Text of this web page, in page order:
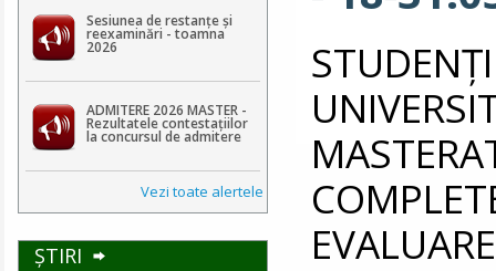
Sesiunea de restanțe și
reexaminări - toamna
2026
ADMITERE 2026 MASTER -
Rezultatele contestaţiilor
la concursul de admitere
Vezi toate alertele
ŞTIRI